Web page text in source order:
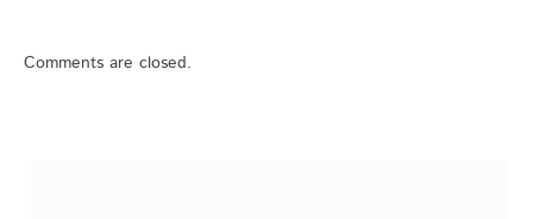
Comments are closed.